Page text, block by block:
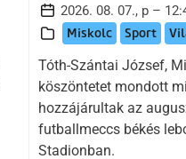
2026. 08. 07., p –
Miskolc Sport
Tóth-Szántai József,
köszöntetet mondott
hozzájárultak az
futballmeccs békés
Stadionban.